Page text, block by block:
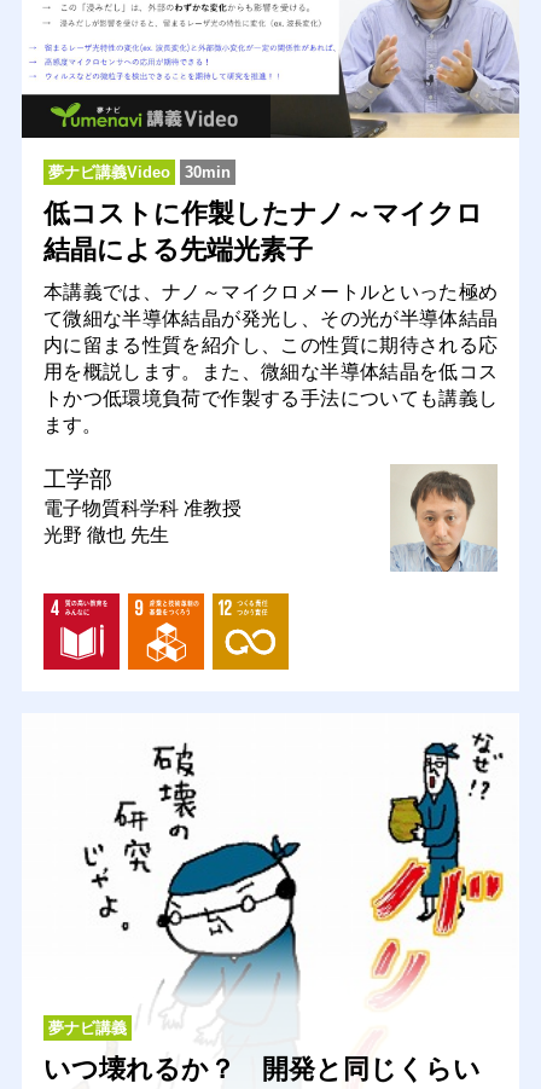
夢ナビ講義Video 30min
低コストに作製したナノ～マイクロ
結晶による先端光素子
本講義では、ナノ～マイクロメートルといった極め
て微細な半導体結晶が発光し、その光が半導体結晶
内に留まる性質を紹介し、この性質に期待される応
用を概説します。また、微細な半導体結晶を低コス
トかつ低環境負荷で作製する手法についても講義し
ます。
工学部
電子物質科学科 准教授
光野 徹也 先生
夢ナビ講義
いつ壊れるか？ 開発と同じくらい